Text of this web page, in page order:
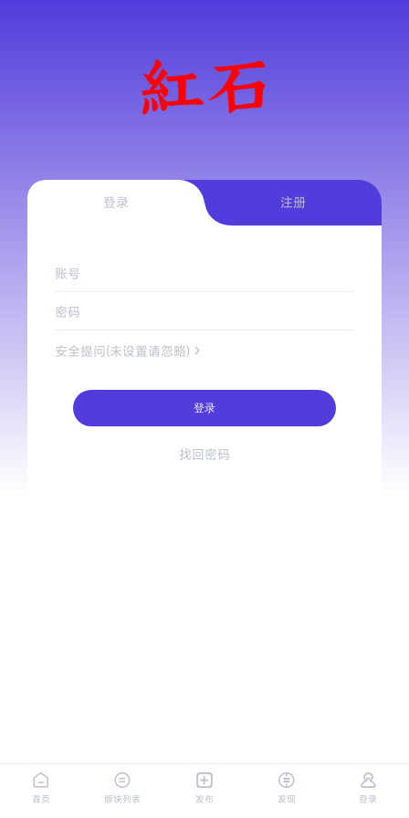
登录 注册
账号
密码
安全提问(未设置请忽略)
登录
找回密码
首页 版块列表 发布 发现 登录